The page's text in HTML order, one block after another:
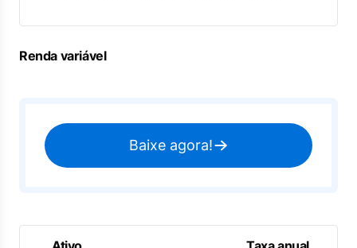
Renda variável
Baixe agora!